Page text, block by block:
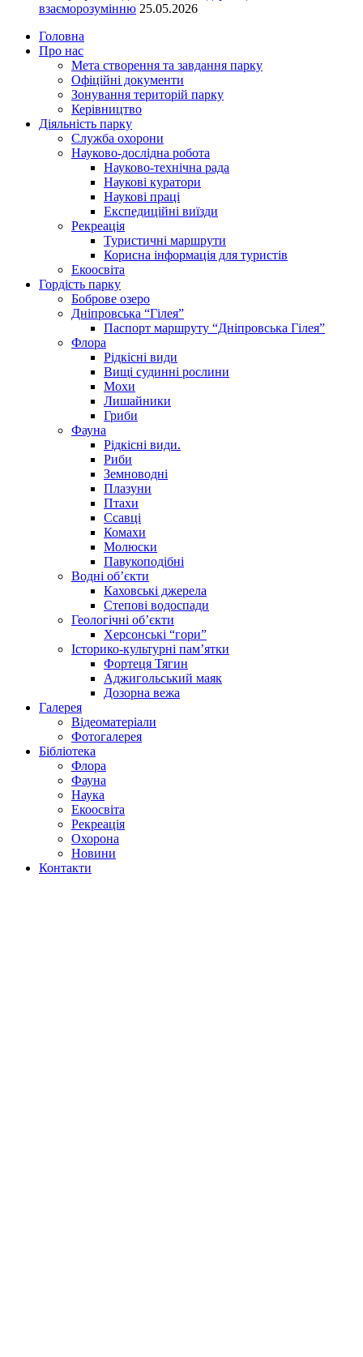
взаєморозумінню 25.05.2026
Головна
Про нас
Мета створення та завдання парку
Офіційні документи
Зонування територій парку
Керівництво
Діяльність парку
Служба охорони
Науково-дослідна робота
Науково-технічна рада
Наукові куратори
Наукові праці
Експедиційні виїзди
Рекреація
Туристичні маршрути
Корисна інформація для туристів
Екоосвіта
Гордість парку
Боброве озеро
Дніпровська “Гілея”
Паспорт маршруту “Дніпровська Гілея”
Флора
Рідкісні види
Вищі судинні рослини
Мохи
Лишайники
Гриби
Фауна
Рідкісні види.
Риби
Земноводні
Плазуни
Птахи
Ссавці
Комахи
Молюски
Павукоподібні
Водні об’єкти
Каховські джерела
Степові водоспади
Геологічні об’єкти
Херсонські “гори”
Історико-культурні пам’ятки
Фортеця Тягин
Аджигольський маяк
Дозорна вежа
Галерея
Відеоматеріали
Фотогалерея
Бібліотека
Флора
Фауна
Наука
Екоосвіта
Рекреація
Охорона
Новини
Контакти